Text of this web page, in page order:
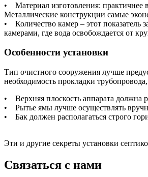
• Материал изготовления: практичнее
Металлические конструкции самые
• Количество камер – этот показатель
камерами, где вода освобождается от
Особенности установки
Тип очистного сооружения лучше
необходимость прокладки
• Верхняя плоскость аппарата должна
• Рытье ямы лучше осуществлять
• Бак должен располагаться строго
Эти и другие секреты установки
Связаться с нами